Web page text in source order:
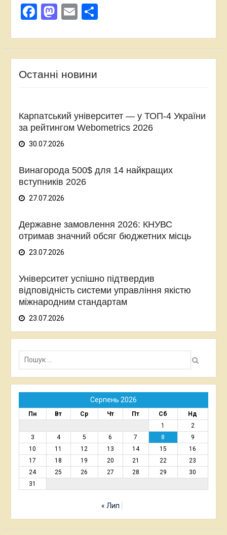
Facebook
Mastodon
EmailПоділитися
Останні новини
Карпатський університет — у ТОП-4 України
за рейтингом Webometrics 2026
30.07.2026
Винагорода 500$ для 14 найкращих
вступників 2026
27.07.2026
Державне замовлення 2026: КНУВС
отримав значний обсяг бюджетних місць
23.07.2026
Університет успішно підтвердив
відповідність системи управління якістю
міжнародним стандартам
23.07.2026
Пошук:
Серпень 2026
Пн Вт Ср Чт Пт Сб
Нд
1
2
3
4 5 6 7 8
9
10
11 12 13 14 15
16
17
18 19 20 21 22
23
24
25 26 27 28 29
30
31
« Лип